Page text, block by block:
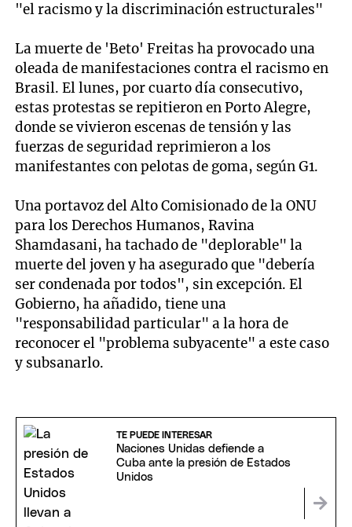
"el racismo y la discriminación estructurales"
La muerte de 'Beto' Freitas ha provocado una
oleada de manifestaciones contra el racismo en
Brasil. El lunes, por cuarto día consecutivo,
estas protestas se repitieron en Porto Alegre,
donde se vivieron escenas de tensión y las
fuerzas de seguridad reprimieron a los
manifestantes con pelotas de goma, según G1.
Una portavoz del Alto Comisionado de la ONU
para los Derechos Humanos, Ravina
Shamdasani, ha tachado de "deplorable" la
muerte del joven y ha asegurado que "debería
ser condenada por todos", sin excepción. El
Gobierno, ha añadido, tiene una
"responsabilidad particular" a la hora de
reconocer el "problema subyacente" a este caso
y subsanarlo.
TE PUEDE INTERESAR
Naciones Unidas defiende a
Cuba ante la presión de Estados
Unidos